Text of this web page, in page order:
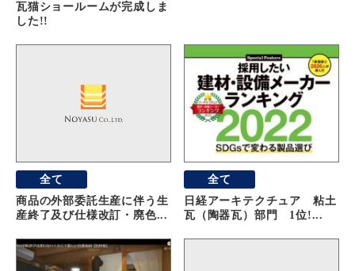
瓦猫ショールームが完成しま
した!!
全て
商品の外部委託生産に伴う生
産終了及び仕様改訂・廃色...
全て
日経アーキテクチュア 粘土
瓦（陶器瓦）部門 1位!...